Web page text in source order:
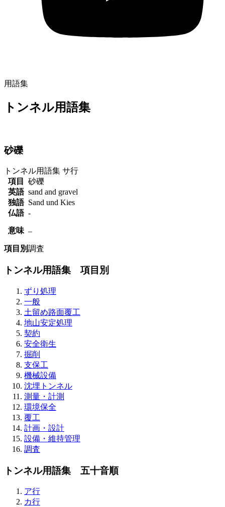
用語集
トンネル用語集
砂礫
トンネル用語集 サ行
項目
砂礫
英語 sand and gravel
独語 Sand und Kies
仏語 -
意味 –
項目別調査
トンネル用語集 項目別
ずり処理
一般
土留め路面覆工
地山安定処理
契約
安全衛生
掘削
支保工
機械設備
沈埋トンネル
測量・計測
環境保全
覆工
計画・設計
設備・維持管理
調査
トンネル用語集 五十音順
ア行
カ行